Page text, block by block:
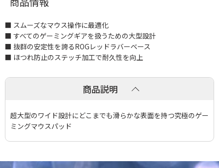
■ スムーズなマウス操作に最適化
■ すべてのゲーミングギアを扱うための大型設計
■ 抜群の安定性を誇るROGレッドラバーベース
■ ほつれ防止のステッチ加工で耐久性を向上
商品説明
超大型のワイド設計にどこまでも滑らかな表面を持つ究極のゲー
ミングマウスパッド